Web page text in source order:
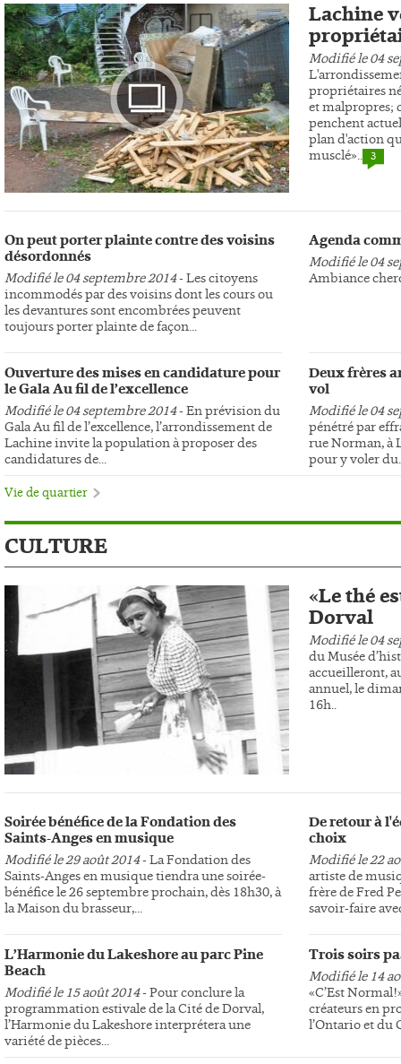
Lachine
Modifié le 04
propriétaires
et malpropres;
penchent
plan d'action
musclé».. 3
Photo
On peut porter plainte contre des voisins
désordonnés
Modifié le 04 septembre 2014- Les citoyens
incommodés par des voisins dont les cours ou
les devantures sont encombrées peuvent
toujours porter plainte de façon...
Ouverture des mises en candidature pour
le Gala Au fil de l’excellence
Modifié le 04 septembre 2014- En prévision du
Gala Au fil de l’excellence, l’arrondissement de
Lachine invite la population à proposer des
candidatures de...
Agenda
Modifié le 04
Ambiance
Deux frères
vol
Modifié le 04
pénétré par
rue Norman, à
pour y voler
Vie de quartier
CULTURE
«Le thé
Dorval
Modifié le 04
du Musée
accueilleront,
annuel, le
16h..
Soirée bénéfice de la Fondation des
Saints-Anges en musique
Modifié le 29 août 2014- La Fondation des
Saints-Anges en musique tiendra une soirée-
bénéfice le 26 septembre prochain, dès 18h30, à
la Maison du brasseur,...
L’Harmonie du Lakeshore au parc Pine
Beach
Modifié le 15 août 2014- Pour conclure la
programmation estivale de la Cité de Dorval,
l’Harmonie du Lakeshore interprétera une
variété de pièces...
De retour à
choix
Modifié le 22
artiste de
frère de Fred
savoir-faire
Trois soirs
Modifié le 14
«C’Est
créateurs en
l’Ontario et du